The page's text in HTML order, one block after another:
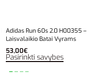
Adidas Run 60s 2.0 H00355 –
Laisvalaikio Batai Vyrams
53,00€
Pasirinkti savybes